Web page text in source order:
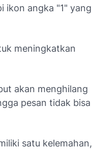
ikon angka "1" yang
meningkatkan
akan menghilang
pesan tidak bisa
satu kelemahan,